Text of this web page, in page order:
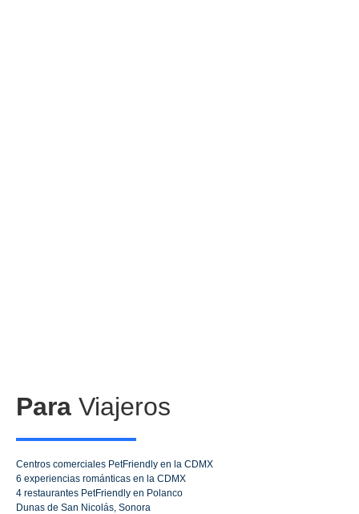
Para Viajeros
Centros comerciales PetFriendly en la CDMX
6 experiencias románticas en la CDMX
4 restaurantes PetFriendly en Polanco
Dunas de San Nicolás, Sonora